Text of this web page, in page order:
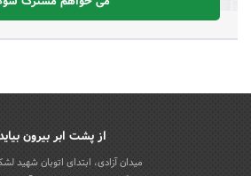
از پشت ابر بیرون
میدان آزادی، ابتدای اتوبان شهید